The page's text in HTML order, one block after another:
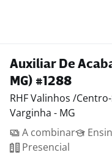
Auxiliar De
MG) #1288
RHF Valinhos /Centro-
Varginha - MG
A combinar
Presencial